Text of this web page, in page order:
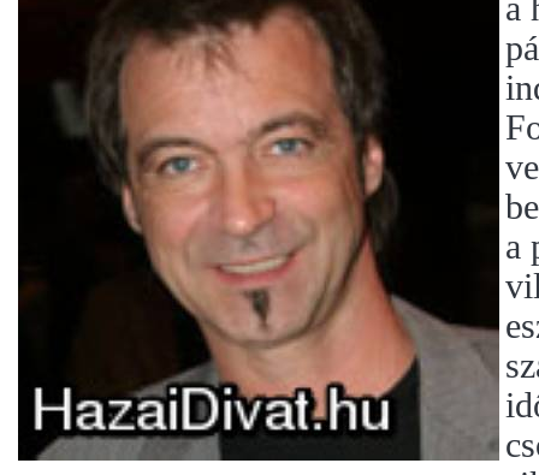
a
a